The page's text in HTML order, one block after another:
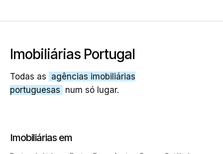
Imobiliárias Portugal
Todas as agências imobiliárias
portuguesas num só lugar.
Imobiliárias em